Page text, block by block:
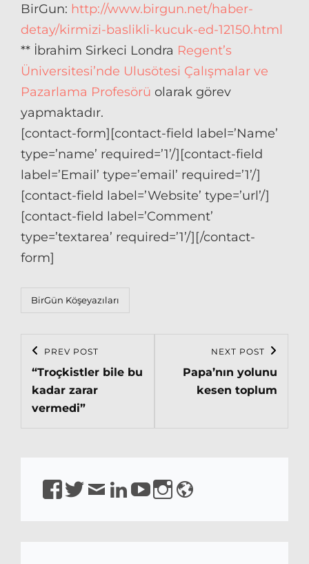
BirGun: http://www.birgun.net/haber-
detay/kirmizi-baslikli-kucuk-ed-12150.html
** İbrahim Sirkeci Londra Regent’s
Üniversitesi’nde Ulusötesi Çalışmalar ve
Pazarlama Profesörü olarak görev
yapmaktadır.
[contact-form][contact-field label=’Name’
type=’name’ required=’1’/][contact-field
label=’Email’ type=’email’ required=’1’/]
[contact-field label=’Website’ type=’url’/]
[contact-field label=’Comment’
type=’textarea’ required=’1’/][/contact-
form]
Categories
BirGün Köşeyazıları
Post
navigation
Previous
Post
PREV POST
“Troçkistler bile bu
kadar zarar
vermedi”
Post
NEXT POST
Papa’nın yolunu
kesen toplum
https://www.facebook.com/isirkeci
https://www.twitter.com/isirkeci
Emailhttps://www.linkedin.com/in/sirkeci/
https://www.youtube.com/channel/
YQaDpNLKw
https://www.instagram.com/